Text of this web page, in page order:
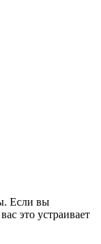
Если вы
это устраивает